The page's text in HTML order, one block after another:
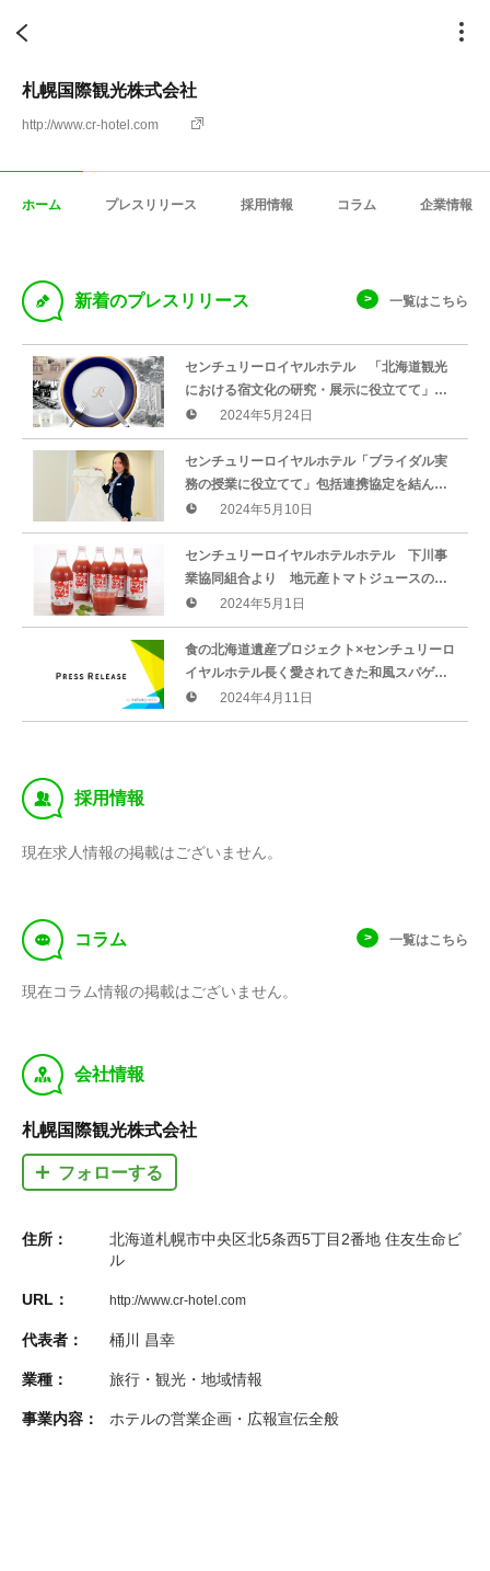
札幌国際観光株式会社
http://www.cr-hotel.com
ホーム プレスリリース 採用情報 コラム 企業情報
D 新着のプレスリリース 一覧はこちら
センチュリーロイヤルホテル 「北海道観光
における宿文化の研究・展示に役立てて」ホ
テル開業時のパンフレットや回転レストラン
の食器などを地元博物館に寄贈
2024年5月24日
センチュリーロイヤルホテル「ブライダル実
務の授業に役立てて」包括連携協定を結んで
いる大学へドレスを寄贈2024年5月17日(金)午
前11時より寄贈式を開催
2024年5月10日
センチュリーロイヤルホテルホテル 下川事
業協同組合より 地元産トマトジュースの贈
呈 2024年5月8日(水)午後2時30分より贈呈
式を開催
2024年5月1日
食の北海道遺産プロジェクト×センチュリーロ
イヤルホテル長く愛されてきた和風スパゲッ
ティとヴィシソワーズを商品化！4月17日 札
幌市秋元市長を表敬訪問
2024年4月11日
‰ 採用情報
現在求人情報の掲載はございません。
f コラム 一覧はこちら
現在コラム情報の掲載はございません。
y 会社情報
札幌国際観光株式会社
フォローする
住所：
北海道札幌市中央区北5条西5丁目2番地 住友生命ビ
ル
URL： http://www.cr-hotel.com
代表者： 桶川 昌幸
業種： 旅行・観光・地域情報
事業内容： ホテルの営業企画・広報宣伝全般